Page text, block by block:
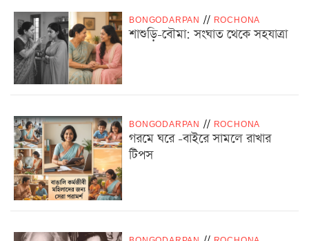
BONGODARPAN // ROCHONA
শাশুড়ি-বৌমা: সংঘাত থেকে সহযাত্রা
BONGODARPAN // ROCHONA
গরমে ঘরে -বাইরে সামলে রাখার
টিপস